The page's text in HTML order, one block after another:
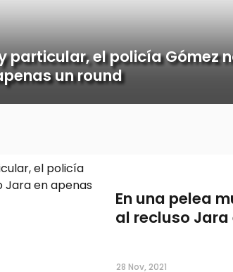
particular, el policía Gómez
un round
En una pelea
al recluso Jara
28 Nov, 2021